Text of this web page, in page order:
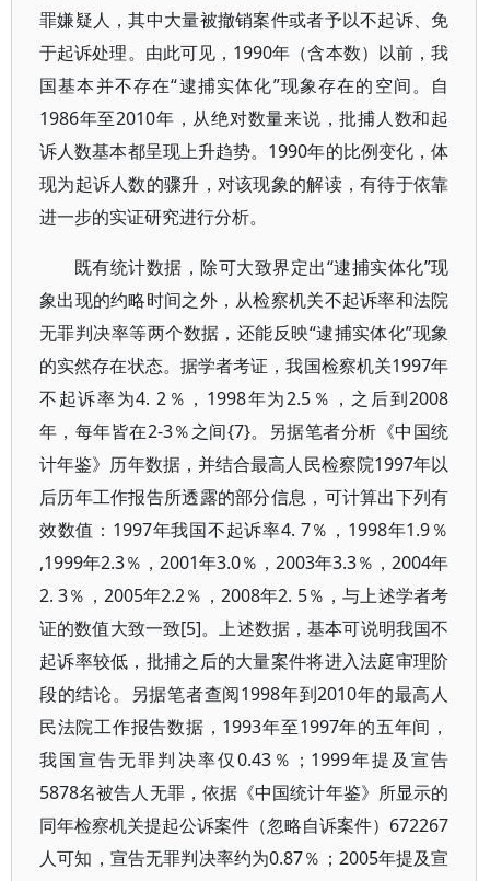
罪嫌疑人，其中大量被撤销案件或者予以不起诉、免
于起诉处理。由此可见，1990年（含本数）以前，我
国基本并不存在“逮捕实体化”现象存在的空间。自
1986年至2010年，从绝对数量来说，批捕人数和起
诉人数基本都呈现上升趋势。1990年的比例变化，体
现为起诉人数的骤升，对该现象的解读，有待于依靠
进一步的实证研究进行分析。
既有统计数据，除可大致界定出“逮捕实体化”现
象出现的约略时间之外，从检察机关不起诉率和法院
无罪判决率等两个数据，还能反映“逮捕实体化”现象
的实然存在状态。据学者考证，我国检察机关1997年
不起诉率为4. 2％，1998年为2.5％，之后到2008
年，每年皆在2-3％之间{7}。另据笔者分析《中国统
计年鉴》历年数据，并结合最高人民检察院1997年以
后历年工作报告所透露的部分信息，可计算出下列有
效数值：1997年我国不起诉率4. 7％，1998年1.9％
,1999年2.3％，2001年3.0％，2003年3.3％，2004年
2. 3％，2005年2.2％，2008年2. 5％，与上述学者考
证的数值大致一致[5]。上述数据，基本可说明我国不
起诉率较低，批捕之后的大量案件将进入法庭审理阶
段的结论。另据笔者查阅1998年到2010年的最高人
民法院工作报告数据，1993年至1997年的五年间，
我国宣告无罪判决率仅0.43％；1999年提及宣告
5878名被告人无罪，依据《中国统计年鉴》所显示的
同年检察机关提起公诉案件（忽略自诉案件）672267
人可知，宣告无罪判决率约为0.87％；2005年提及宣